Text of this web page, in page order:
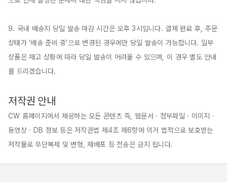
9. 국내 배송지 당일 발송 마감 시간은 오후 3시입니다. 결제 완료 후, 주문
상태가 '배송 준비 중'으로 변경된 경우에만 당일 발송이 가능합니다. 일부
상품은 재고 상황에 따라 당일 발송이 어려울 수 있으며, 이 경우 별도 안내
를 드리겠습니다.
저작권 안내
CW 홈페이지에서 제공하는 모든 콘텐츠 즉, 웹문서 · 첨부파일 · 이미지 ·
동영상 · DB 정보 등은 저작권법 제4조 제6항에 의거 법적으로 보호받는
저작물로 무단복제 및 변형, 재배포 등 전송은 금지 됩니다.